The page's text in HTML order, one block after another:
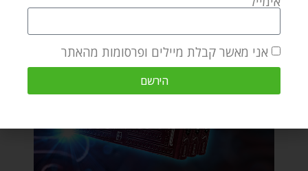
אני מאשר קבלת מיילים ופרסומות מהאתר
הירשם